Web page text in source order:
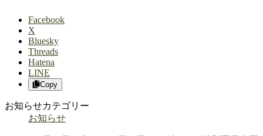
Facebook
X
Bluesky
Threads
Hatena
LINE
Copy
お知らせカテゴリー
お知らせ